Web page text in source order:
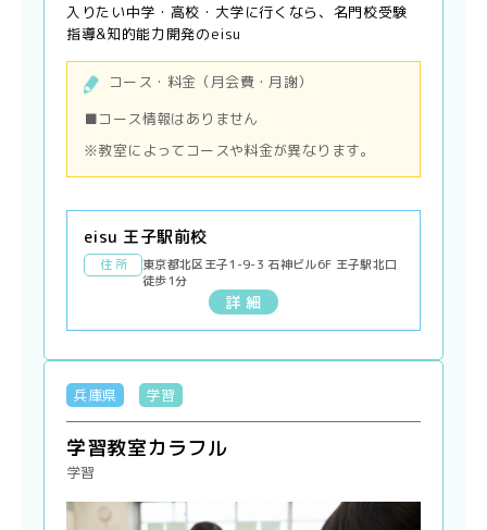
入りたい中学・高校・大学に行くなら、名門校受験
指導&知的能力開発のeisu
コース・料金（月会費・月謝）
■コース情報はありません
※教室によってコースや料金が異なります。
eisu 王子駅前校
住 所
東京都北区王子1-9-3 石神ビル6F 王子駅北口
徒歩1分
詳 細
兵庫県 学習
学習教室カラフル
学習